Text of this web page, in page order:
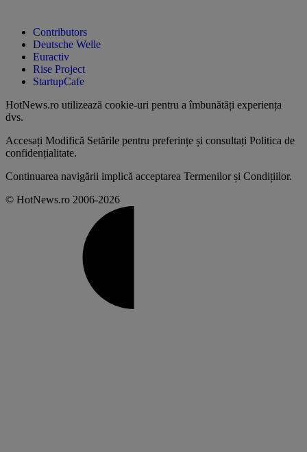
Contributors
Deutsche Welle
Euractiv
Rise Project
StartupCafe
HotNews.ro utilizează cookie-uri pentru a îmbunătăți experiența
dvs.
Accesați Modifică Setările pentru preferințe și consultați Politica de
confidențialitate.
Continuarea navigării implică acceptarea Termenilor și Condițiilor.
© HotNews.ro 2006-2026